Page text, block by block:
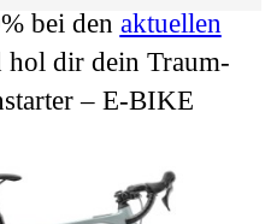
bei den aktuellen
hol dir dein Traum-
– E-BIKE
kombinierbar.